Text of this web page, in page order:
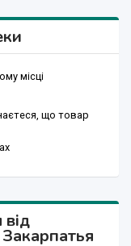
місці
що товар